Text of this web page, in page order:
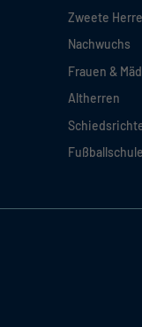
Zweete
Nachwuchs
Frauen &
Altherren
Fußballschule